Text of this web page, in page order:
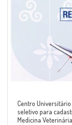
Centro
seletivo para
Medicina Veterinária